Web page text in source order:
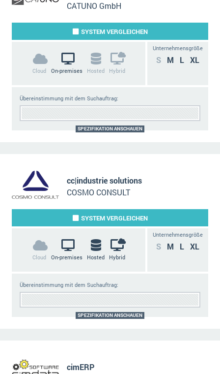
CATUNO GmbH
SYSTEMVERGLEICHEN
Cloud On-premises Hosted Hybrid
Unternehmensgröße
S M L XL
Übereinstimmung mit dem Suchauftrag:
SPEZIFIKATION ANSCHAUEN
cc|industrie solutions
COSMO CONSULT
SYSTEMVERGLEICHEN
Cloud On-premises Hosted Hybrid
Unternehmensgröße
S M L XL
Übereinstimmung mit dem Suchauftrag:
SPEZIFIKATION ANSCHAUEN
cimERP